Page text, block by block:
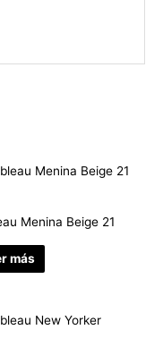
Menina Beige 21
más